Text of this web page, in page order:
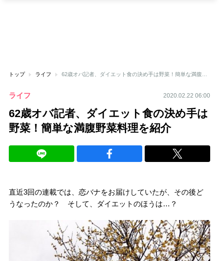
トップ ライフ
ライフ 2020.02.22 06:00
62歳オバ記者、ダイエット食の決め手は
野菜！簡単な満腹野菜料理を紹介
直近3回の連載では、恋バナをお届けしていたが、その後ど
うなったのか？ そして、ダイエットのほうは…？